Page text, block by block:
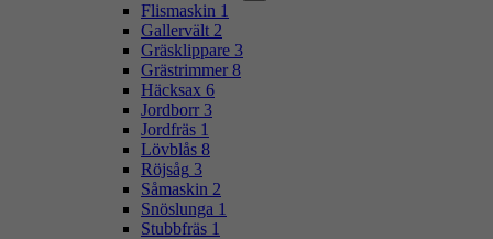
Flismaskin 1
Gallervält 2
Gräsklippare 3
Grästrimmer 8
Häcksax 6
Jordborr 3
Jordfräs 1
Lövblås 8
Röjsåg 3
Såmaskin 2
Snöslunga 1
Stubbfräs 1